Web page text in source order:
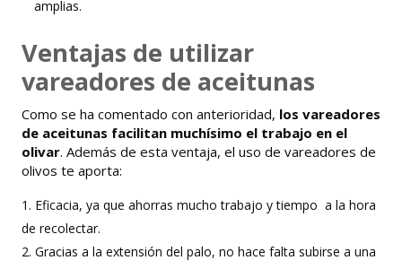
amplias.
Ventajas de utilizar
vareadores de aceitunas
Como se ha comentado con anterioridad, los vareadores
de aceitunas facilitan muchísimo el trabajo en el
olivar. Además de esta ventaja, el uso de vareadores de
olivos te aporta:
Eficacia, ya que ahorras mucho trabajo y tiempo a la hora
de recolectar.
Gracias a la extensión del palo, no hace falta subirse a una